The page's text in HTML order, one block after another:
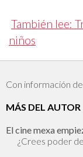
También lee:
niños
Con información
MÁS DEL AUTOR
El cine mexa
¿Crees poder